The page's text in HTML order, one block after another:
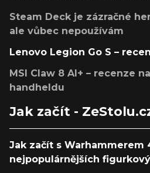
Steam Deck je zázračné
ale vůbec nepoužívám
Lenovo Legion Go S –
MSI Claw 8 AI+ – recenze
handheldu
Jak začít -
Jak začít s Warhammerem
nejpopulárnějších